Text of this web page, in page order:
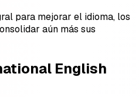
para mejorar el idioma, los
aún más sus
English